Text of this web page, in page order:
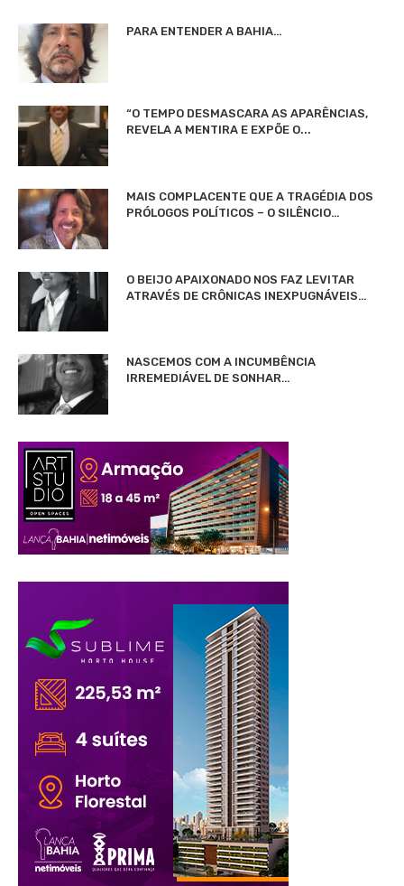
PARA ENTENDER A BAHIA…
“O TEMPO DESMASCARA AS APARÊNCIAS,
REVELA A MENTIRA E EXPÕE O...
MAIS COMPLACENTE QUE A TRAGÉDIA DOS
PRÓLOGOS POLÍTICOS – O SILÊNCIO…
O BEIJO APAIXONADO NOS FAZ LEVITAR
ATRAVÉS DE CRÔNICAS INEXPUGNÁVEIS…
NASCEMOS COM A INCUMBÊNCIA
IRREMEDIÁVEL DE SONHAR…